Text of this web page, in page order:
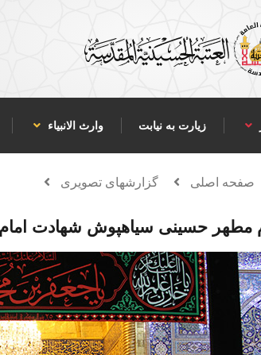
زیارت به نیابت وارث الانبياء
صفحه اصلی گزارشهای تصویری
مطهر حسینی سیاهپوش شهادت امام